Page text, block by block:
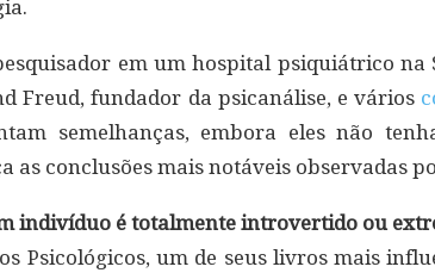
em um hospital psiquiátrico na
Freud, fundador da psicanálise, e vários
semelhanças, embora eles não
as conclusões mais notáveis observadas
indivíduo é totalmente introvertido ou
Psicológicos, um de seus livros mais